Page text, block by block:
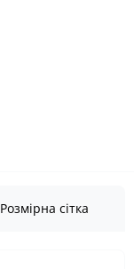
Розмірна сітка